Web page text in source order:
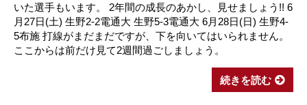
いた選手もいます。 2年間の成長のあかし、見せましょう!! 6
月27日(土) 生野2-2電通大 生野5-3電通大 6月28日(日) 生野4-
5布施 打線がまだまだですが、下を向いてはいられません。
ここからは前だけ見て2週間過ごしましょう。
続きを読む